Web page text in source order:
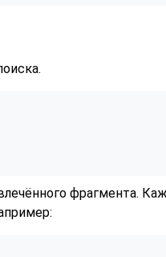
фрагмента.